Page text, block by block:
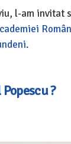
l-am invitat
.
?